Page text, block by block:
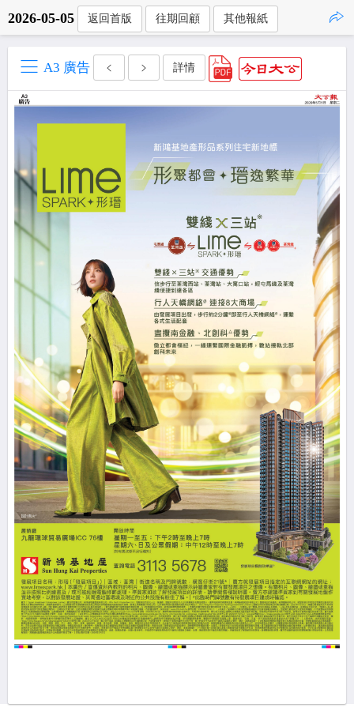
2026-05-05 返回首版 往期回顧 其他報紙
A3 廣告 詳情